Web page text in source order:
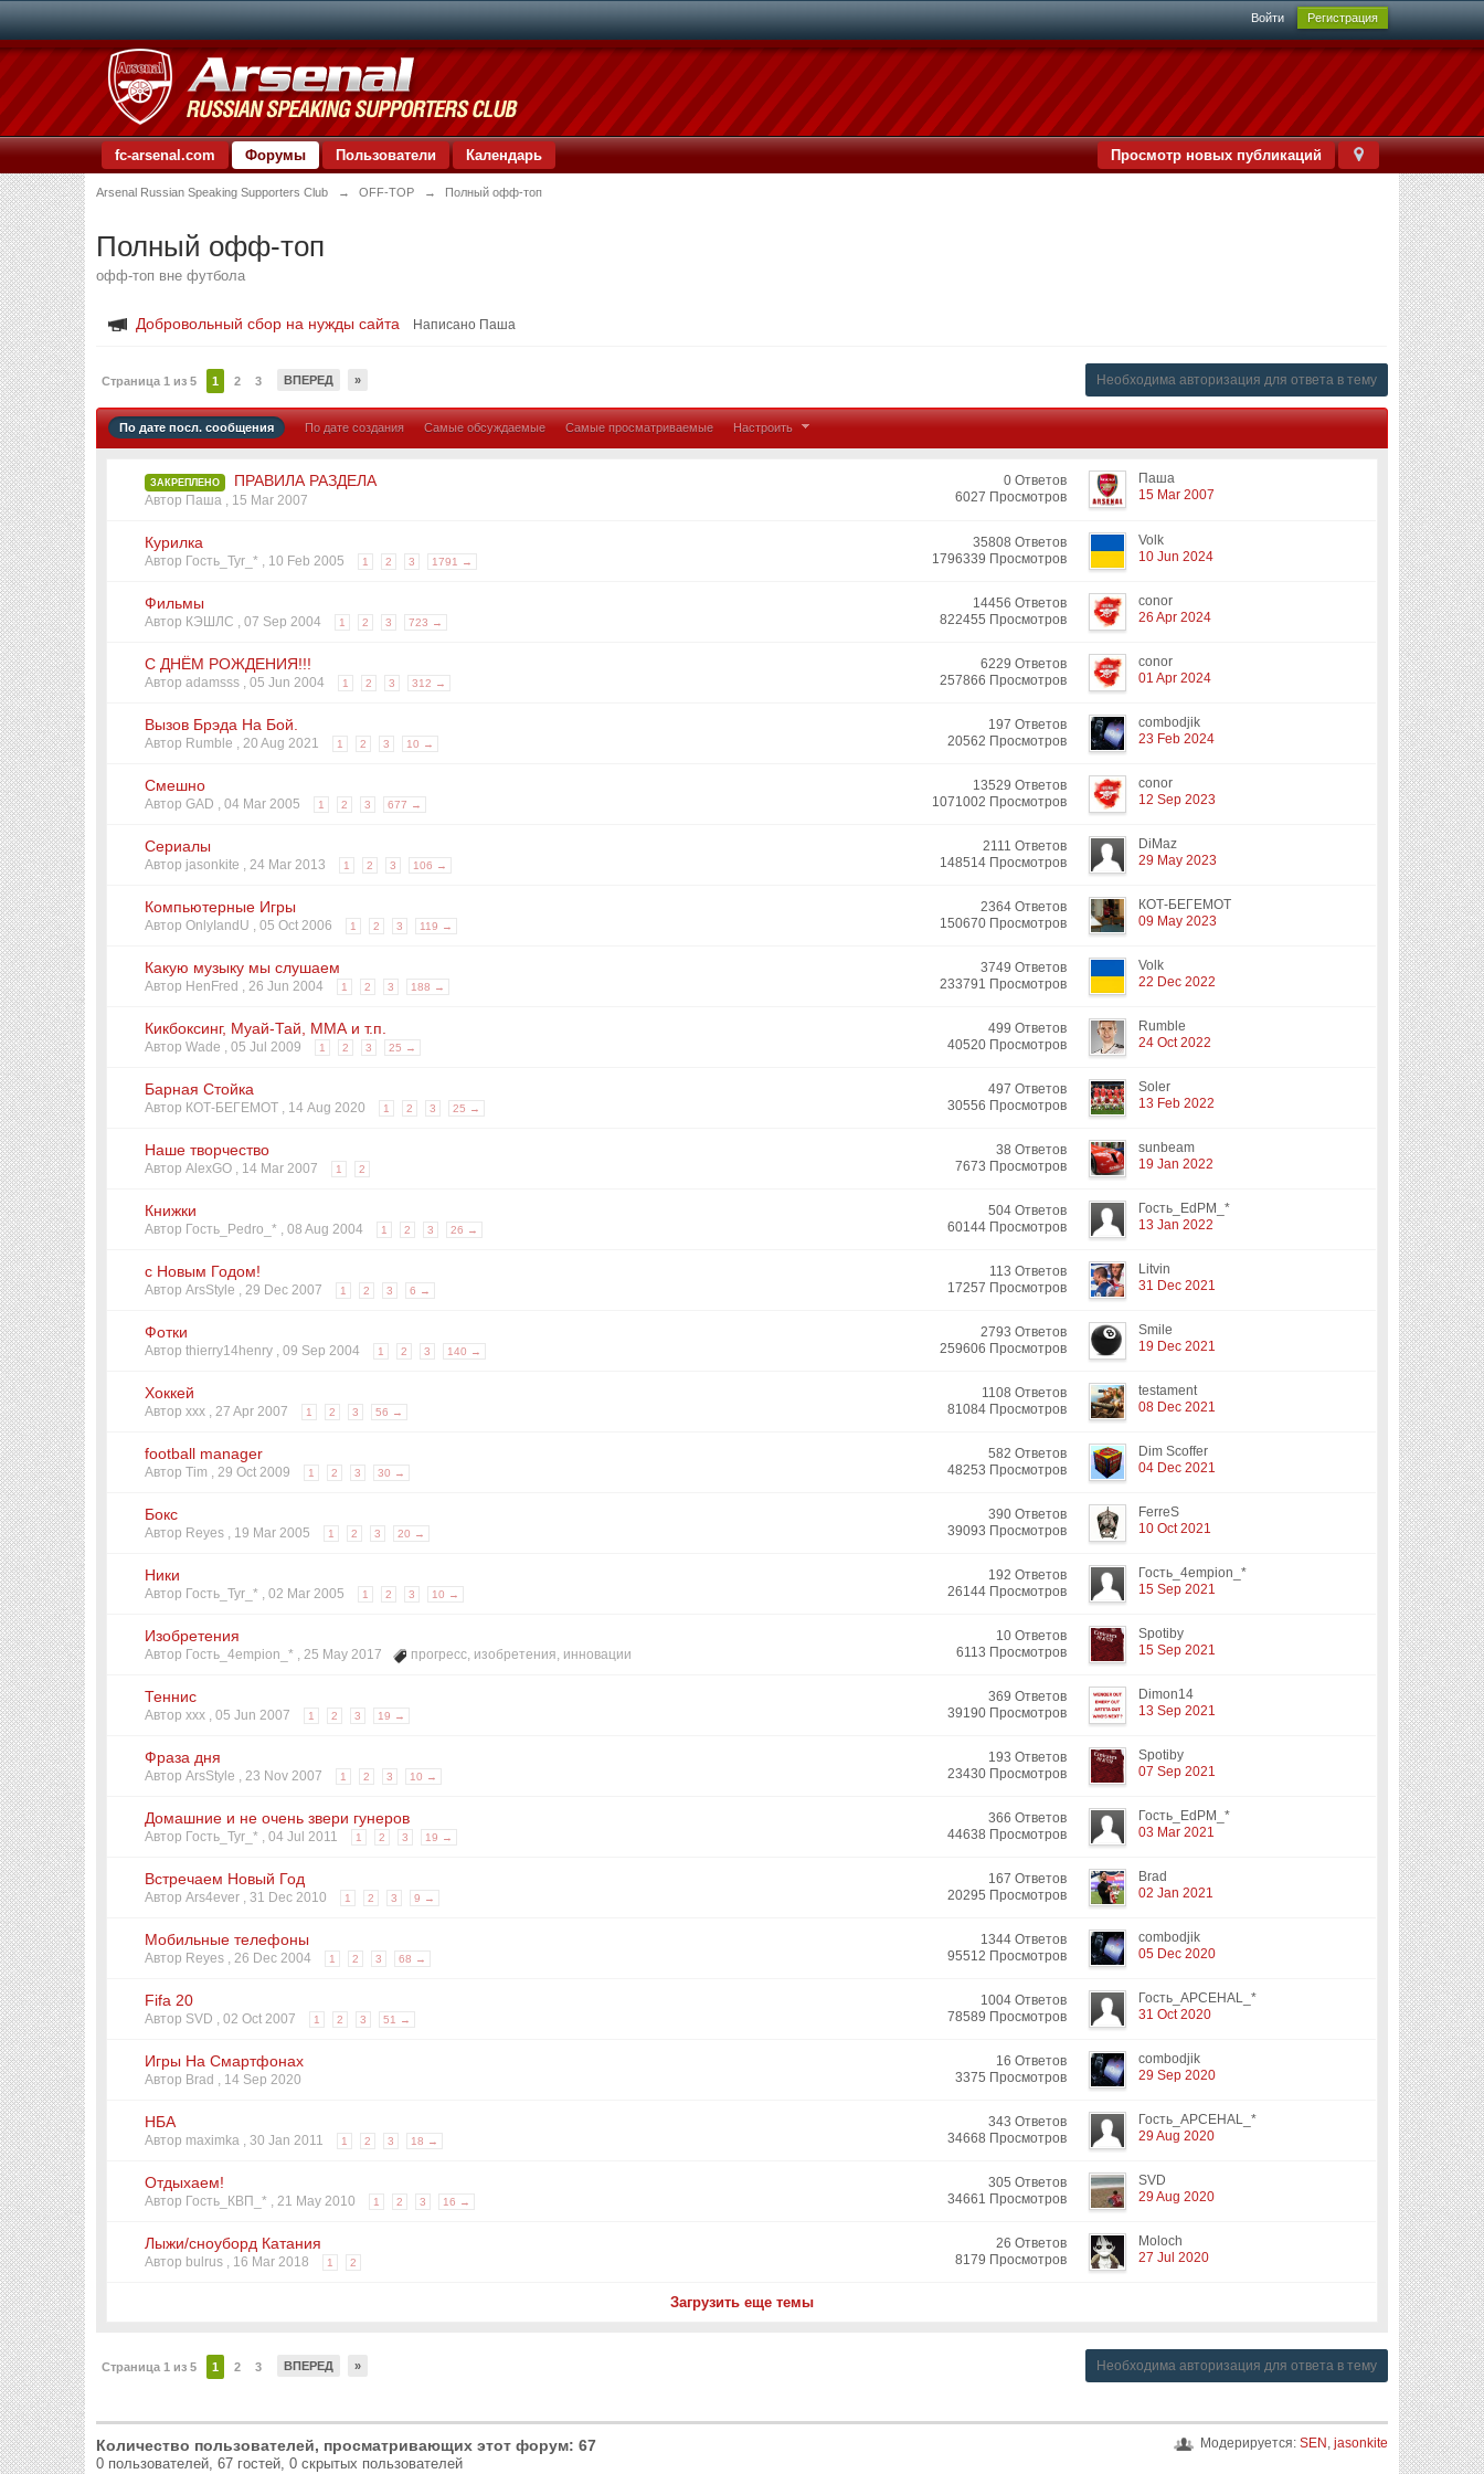
Войти Регистрация
Просмотр новых публикаций
fc-arsenal.com Форумы Пользователи Календарь
Arsenal Russian Speaking Supporters Club → OFF-TOP → Полный офф-топ
Полный офф-топ
офф-топ вне футбола
Добровольный сбор на нужды сайта Написано Паша
Страница 1 из 5 1 2 3 ВПЕРЕД » Необходима авторизация для ответа в тему
По дате посл. сообщения По дате создания Самые обсуждаемые Самые просматриваемые Настроить
ЗАКРЕПЛЕНО ПРАВИЛА РАЗДЕЛА
Автор Паша , 15 Mar 2007
0 Ответов
6027 Просмотров
Паша
15 Mar 2007
Курилка
Автор Гость_Tyr_* , 10 Feb 2005 1 2 3 1791 →
35808 Ответов
1796339 Просмотров
Volk
10 Jun 2024
Фильмы
Автор КЭШЛС ,07 Sep 2004 1 2 3 723 →
14456 Ответов
822455 Просмотров
conor
26 Apr 2024
С ДНЁМ РОЖДЕНИЯ!!!
Автор adamsss ,05 Jun 2004 1 2 3 312 →
6229 Ответов
257866 Просмотров
conor
01 Apr 2024
Вызов Брэда На Бой.
Автор Rumble ,20 Aug 2021 1 2 3 10 →
197 Ответов
20562 Просмотров
combodjik
23 Feb 2024
Смешно
Автор GAD ,04 Mar 2005 1 2 3 677 →
13529 Ответов
1071002 Просмотров
conor
12 Sep 2023
Сериалы
Автор jasonkite ,24 Mar 2013 1 2 3 106 →
2111 Ответов
148514 Просмотров
DiMaz
29 May 2023
Компьютерные Игры
Автор OnlyIandU ,05 Oct 2006 1 2 3 119 →
2364 Ответов
150670 Просмотров
КОТ-БЕГЕМОТ
09 May 2023
Какую музыку мы слушаем
Автор HenFred ,26 Jun 2004 1 2 3 188 →
3749 Ответов
233791 Просмотров
Volk
22 Dec 2022
Кикбоксинг, Муай-Тай, ММА и т.п.
Автор Wade ,05 Jul 2009 1 2 3 25 →
499 Ответов
40520 Просмотров
Rumble
24 Oct 2022
Барная Стойка
Автор КОТ-БЕГЕМОТ , 14 Aug 2020 1 2 3 25 →
497 Ответов
30556 Просмотров
Soler
13 Feb 2022
Наше творчество
Автор AlexGO , 14 Mar 2007 1 2
38 Ответов
7673 Просмотров
sunbeam
19 Jan 2022
Книжки
Автор Гость_Pedro_* ,08 Aug 2004 1 2 3 26 →
504 Ответов
60144 Просмотров
Гость_EdPM_*
13 Jan 2022
с Новым Годом!
Автор ArsStyle ,29 Dec 2007 1 2 3 6 →
113 Ответов
17257 Просмотров
Litvin
31 Dec 2021
Фотки
Автор thierry14henry ,09 Sep 2004 1 2 3 140 →
2793 Ответов
259606 Просмотров
Smile
19 Dec 2021
Хоккей
Автор xxx ,27 Apr 2007 1 2 3 56 →
1108 Ответов
81084 Просмотров
testament
08 Dec 2021
football manager
Автор Tim ,29 Oct 2009 1 2 3 30 →
582 Ответов
48253 Просмотров
Dim Scoffer
04 Dec 2021
Бокс
Автор Reyes , 19 Mar 2005 1 2 3 20 →
390 Ответов
39093 Просмотров
FerreS
10 Oct 2021
Ники
Автор Гость_Tyr_* ,02 Mar 2005 1 2 3 10 →
192 Ответов
26144 Просмотров
Гость_4empion_*
15 Sep 2021
Изобретения
Автор Гость_4empion_* ,25 May 2017 прогресс, изобретения, инновации
10 Ответов
6113 Просмотров
Spotiby
15 Sep 2021
Теннис
Автор xxx ,05 Jun 2007 1 2 3 19 →
369 Ответов
39190 Просмотров
Dimon14
13 Sep 2021
Фраза дня
Автор ArsStyle ,23 Nov 2007 1 2 3 10 →
193 Ответов
23430 Просмотров
Spotiby
07 Sep 2021
Домашние и не очень звери гунеров
Автор Гость_Tyr_* ,04 Jul 2011 1 2 3 19 →
366 Ответов
44638 Просмотров
Гость_EdPM_*
03 Mar 2021
Встречаем Новый Год
Автор Ars4ever ,31 Dec 2010 1 2 3 9 →
167 Ответов
20295 Просмотров
Brad
02 Jan 2021
Мобильные телефоны
Автор Reyes ,26 Dec 2004 1 2 3 68 →
1344 Ответов
95512 Просмотров
combodjik
05 Dec 2020
Fifa 20
Автор SVD ,02 Oct 2007 1 2 3 51 →
1004 Ответов
78589 Просмотров
Гость_APCEHAL_*
31 Oct 2020
Игры На Смартфонах
Автор Brad , 14 Sep 2020
16 Ответов
3375 Просмотров
combodjik
29 Sep 2020
НБА
Автор maximka ,30 Jan 2011 1 2 3 18 →
343 Ответов
34668 Просмотров
Гость_APCEHAL_*
29 Aug 2020
Отдыхаем!
Автор Гость_КВП_* ,21 May 2010 1 2 3 16 →
305 Ответов
34661 Просмотров
SVD
29 Aug 2020
Лыжи/сноуборд Катания
Автор bulrus , 16 Mar 2018 1 2
26 Ответов
8179 Просмотров
Moloch
27 Jul 2020
Загрузить еще темы
Страница 1 из 5 1 2 3 ВПЕРЕД » Необходима авторизация для ответа в тему
Модерируется: SEN , jasonkite
Количество пользователей, просматривающих этот форум: 67
0 пользователей, 67 гостей, 0 скрытых пользователей